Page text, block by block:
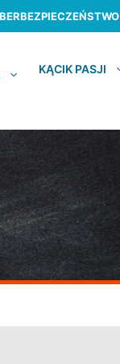
KĄCIK PASJI